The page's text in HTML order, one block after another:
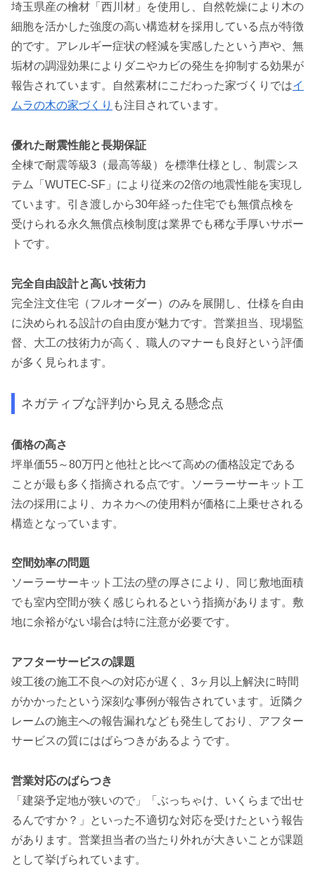
埼玉県産の檜材「西川材」を使用し、自然乾燥により木の
細胞を活かした強度の高い構造材を採用している点が特徴
的です。アレルギー症状の軽減を実感したという声や、無
垢材の調湿効果によりダニやカビの発生を抑制する効果が
報告されています。自然素材にこだわった家づくりではイ
ムラの木の家づくり も注目されています。
優れた耐震性能と長期保証
全棟で耐震等級3（最高等級）を標準仕様とし、制震シス
テム「WUTEC-SF」により従来の2倍の地震性能を実現し
ています。引き渡しから30年経った住宅でも無償点検を
受けられる永久無償点検制度は業界でも稀な手厚いサポー
トです。
完全自由設計と高い技術力
完全注文住宅（フルオーダー）のみを展開し、仕様を自由
に決められる設計の自由度が魅力です。営業担当、現場監
督、大工の技術力が高く、職人のマナーも良好という評価
が多く見られます。
ネガティブな評判から見える懸念点
価格の高さ
坪単価55～80万円と他社と比べて高めの価格設定である
ことが最も多く指摘される点です。ソーラーサーキット工
法の採用により、カネカへの使用料が価格に上乗せされる
構造となっています。
空間効率の問題
ソーラーサーキット工法の壁の厚さにより、同じ敷地面積
でも室内空間が狭く感じられるという指摘があります。敷
地に余裕がない場合は特に注意が必要です。
アフターサービスの課題
竣工後の施工不良への対応が遅く、3ヶ月以上解決に時間
がかかったという深刻な事例が報告されています。近隣ク
レームの施主への報告漏れなども発生しており、アフター
サービスの質にはばらつきがあるようです。
営業対応のばらつき
「建築予定地が狭いので」「ぶっちゃけ、いくらまで出せ
るんですか？」といった不適切な対応を受けたという報告
があります。営業担当者の当たり外れが大きいことが課題
として挙げられています。